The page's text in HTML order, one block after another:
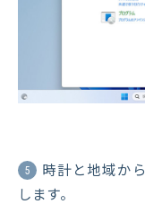
5 時計と地域から
します。